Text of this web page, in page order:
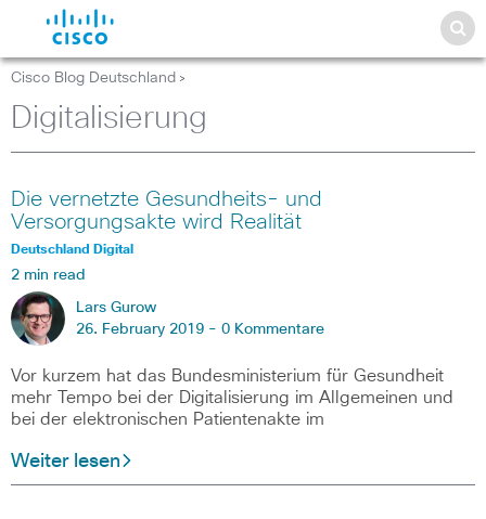
Cisco Blog Deutschland >
Digitalisierung
Die vernetzte Gesundheits- und
Versorgungsakte wird Realität
Deutschland Digital
2 min read
Lars Gurow
26. February 2019 - 0 Kommentare
Vor kurzem hat das Bundesministerium für Gesundheit
mehr Tempo bei der Digitalisierung im Allgemeinen und
bei der elektronischen Patientenakte im
Weiter lesen